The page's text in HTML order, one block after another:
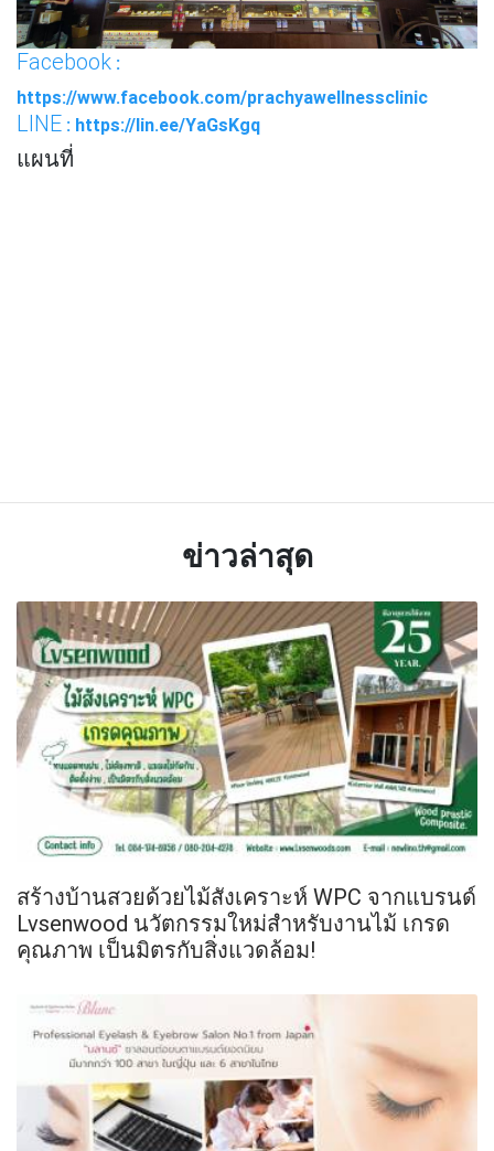
Facebook :
https://www.facebook.com/prachyawellnessclinic
LINE : https://lin.ee/YaGsKgq
แผนที่
ข่าวล่าสุด
สร้างบ้านสวยด้วยไม้สังเคราะห์ WPC จากแบรนด์
Lvsenwood นวัตกรรมใหม่สำหรับงานไม้ เกรด
คุณภาพ เป็นมิตรกับสิ่งแวดล้อม!